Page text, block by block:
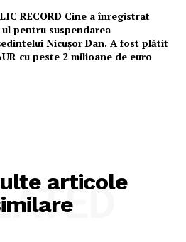
RECORD Cine a înregistrat
pentru suspendarea
Nicușor Dan. A fost plătit
cu peste 2 milioane de euro
articole